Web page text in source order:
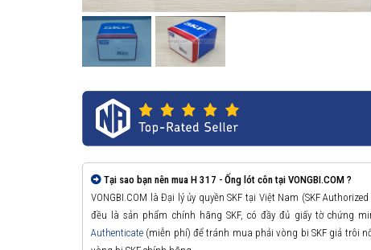
Tại sao bạn nên mua H 317 - Ống lót côn tại VONGBI.COM ?
VONGBI.COM là Đại lý ủy quyền SKF tại Việt Nam (SKF
đều là sản phẩm chính hãng SKF, có đầy đủ giấy tờ chứng
Authenticate (miễn phí) để tránh mua phải vòng bi SKF giả trôi